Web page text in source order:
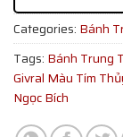
Categories: Bánh
Tags: Bánh Trung
Givral Màu Tím
Ngọc Bích